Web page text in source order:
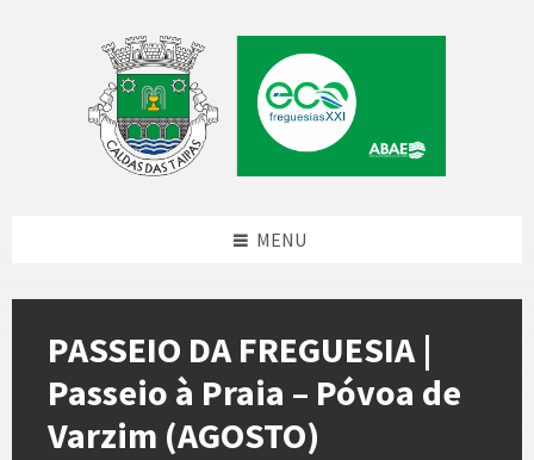
MENU
PASSEIO DA FREGUESIA |
Passeio à Praia – Póvoa de
Varzim (AGOSTO)